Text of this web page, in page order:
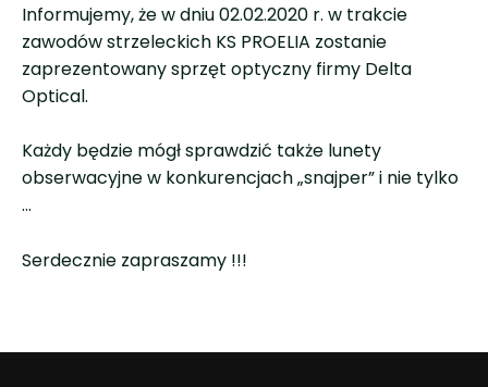
Informujemy, że w dniu 02.02.2020 r. w trakcie
zawodów strzeleckich KS PROELIA zostanie
zaprezentowany sprzęt optyczny firmy Delta
Optical.
Każdy będzie mógł sprawdzić także lunety
obserwacyjne w konkurencjach „snajper” i nie tylko
…
Serdecznie zapraszamy !!!